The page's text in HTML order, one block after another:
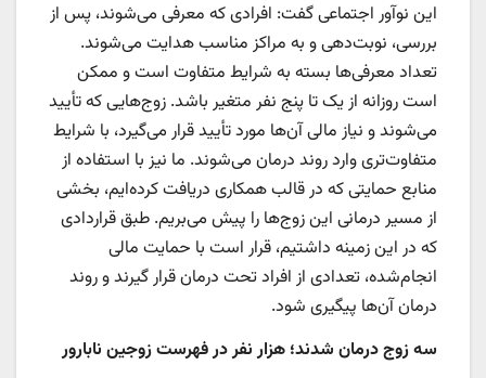
این نوآور اجتماعی گفت: افرادی که معرفی می‌شوند، پس از
بررسی، نوبت‌دهی و به مراکز مناسب هدایت می‌شوند.
تعداد معرفی‌ها بسته به شرایط متفاوت است و ممکن
است روزانه از یک تا پنج نفر متغیر باشد. زوج‌هایی که تأیید
می‌شوند و نیاز مالی آن‌ها مورد تأیید قرار می‌گیرد، با شرایط
متفاوت‌تری وارد روند درمان می‌شوند. ما نیز با استفاده از
منابع حمایتی که در قالب همکاری دریافت کرده‌ایم، بخشی
از مسیر درمانی این زوج‌ها را پیش می‌بریم. طبق قراردادی
که در این زمینه داشتیم، قرار است با حمایت مالی
انجام‌شده، تعدادی از افراد تحت درمان قرار گیرند و روند
درمان آن‌ها پیگیری شود.
سه زوج درمان شدند؛ هزار نفر در فهرست زوجین نابارور